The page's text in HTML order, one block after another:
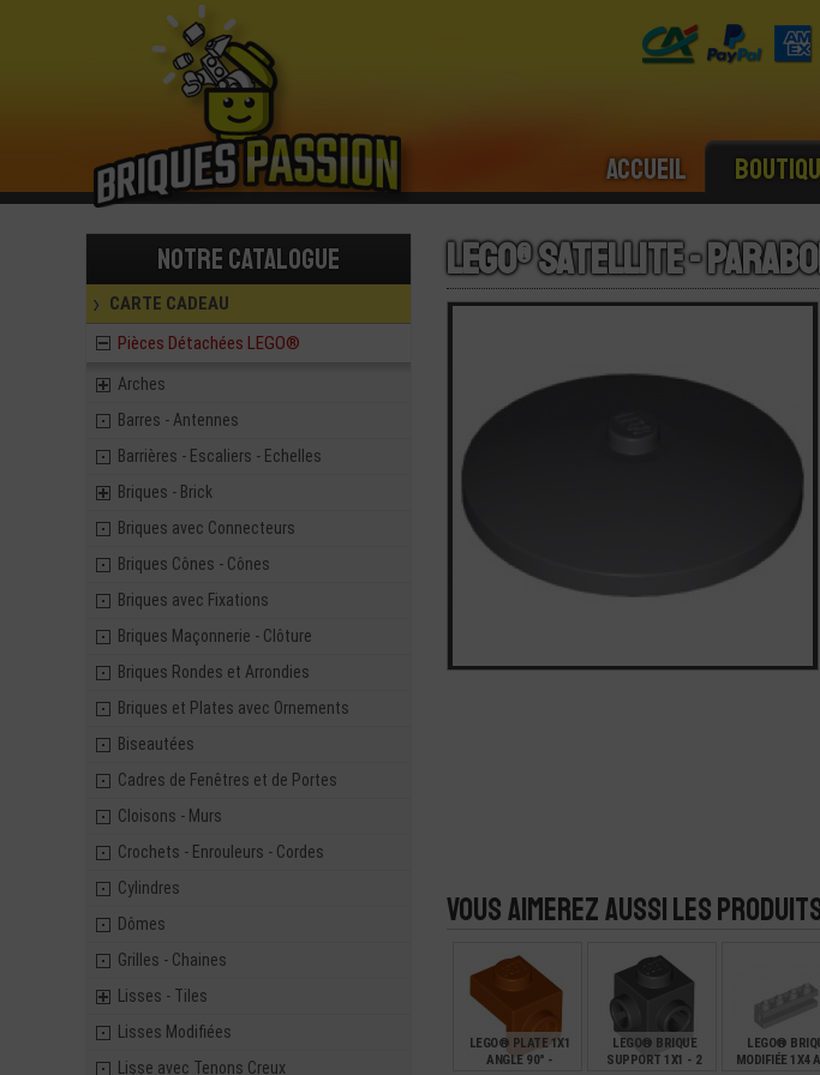
Accueil
Notre catalogue
CARTE CADEAU
Pièces Détachées LEGO®
Arches
Barres - Antennes
Barrières - Escaliers - Echelles
Briques - Brick
Briques avec Connecteurs
Briques Cônes - Cônes
Briques avec Fixations
Briques Maçonnerie - Clôture
Briques Rondes et Arrondies
Briques et Plates avec Ornements
Biseautées
Cadres de Fenêtres et de Portes
Cloisons - Murs
Crochets - Enrouleurs - Cordes
Cylindres
Dômes
Grilles - Chaines
Lisses - Tiles
Lisses Modifiées
Lisse avec Tenons Creux
LEGO® Satellite -
Vous aimerez aussi les
LEGO® PLATE 1X1
ANGLE 90° -
LEGO® BRIQUE
SUPPORT 1X1 - 2
LEGO®
MODIFIÉE 1X4